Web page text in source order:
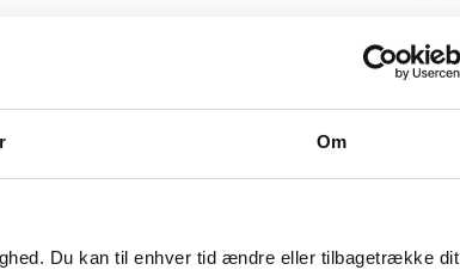
Om
Du kan til enhver tid ændre eller tilbagetrække dit